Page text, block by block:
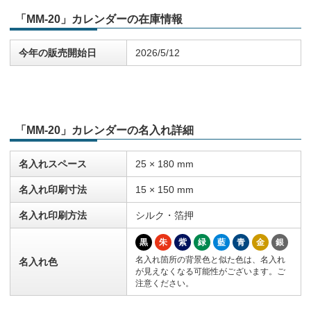
「MM-20」カレンダーの在庫情報
今年の販売開始日 2026/5/12
「MM-20」カレンダーの名入れ詳細
名入れスペース 25 × 180 mm
名入れ印刷寸法 15 × 150 mm
名入れ印刷方法 シルク・箔押
名入れ色
黒 朱 紫 緑 藍 青 金
銀
名入れ箇所の背景色と似た色は、名入れ
が見えなくなる可能性がございます。ご
注意ください。